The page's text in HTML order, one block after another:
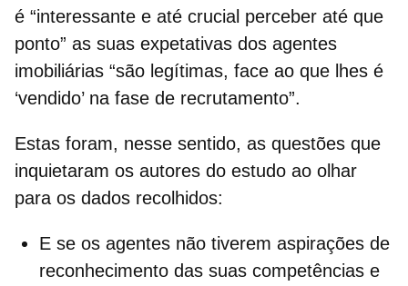
é “interessante e até crucial perceber até que
ponto” as suas expetativas dos agentes
imobiliárias “são legítimas, face ao que lhes é
‘vendido’ na fase de recrutamento”.
Estas foram, nesse sentido, as questões que
inquietaram os autores do estudo ao olhar
para os dados recolhidos:
E se os agentes não tiverem aspirações de
reconhecimento das suas competências e